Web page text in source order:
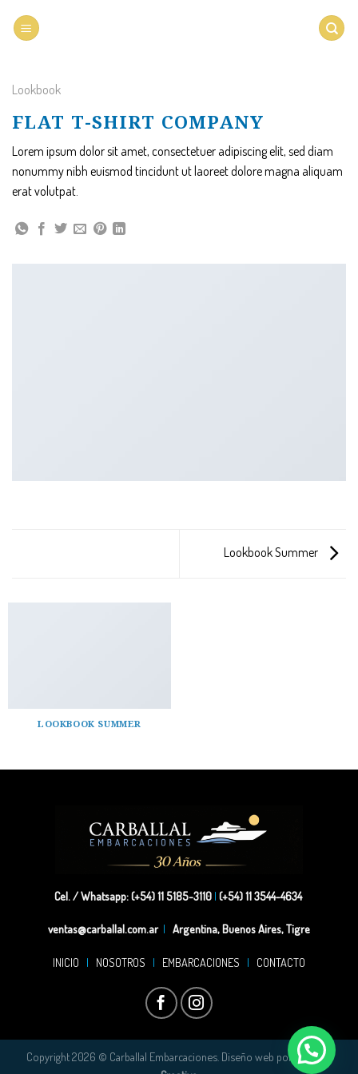
Lookbook
FLAT T-SHIRT COMPANY
Lorem ipsum dolor sit amet, consectetuer adipiscing elit, sed diam
nonummy nibh euismod tincidunt ut laoreet dolore magna aliquam
erat volutpat.
Lookbook Summer
LOOKBOOK SUMMER
Cel. / Whatsapp: (+54) 11 5185-3110 | (+54) 11 3544-4634
ventas@carballal.com.ar | Argentina, Buenos Aires, Tigre
INICIO | NOSOTROS | EMBARCACIONES | CONTACTO
Copyright 2026 © Carballal Embarcaciones. Diseño web por Impakto